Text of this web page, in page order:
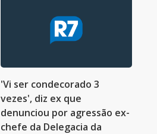
'Vi ser condecorado 3
vezes', diz ex que
denunciou por agressão ex-
chefe da Delegacia da